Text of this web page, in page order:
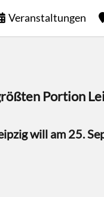
Veranstaltungen
Portion
will am 25.